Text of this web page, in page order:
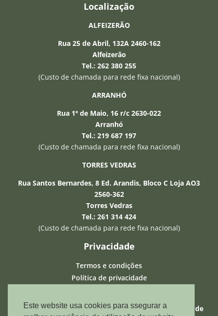
Localização
ALFEIZERÃO
Rua 25 de Abril, 132A 2460-162
Alfeizerão
Tel.: 262 380 255
(Custo de chamada para rede fixa nacional)
ARRANHÓ
Rua 1º de Maio, 16 r/c 2630-022
Arranhó
Tel.: 219 687 197
(Custo de chamada para rede fixa nacional)
TORRES VEDRAS
Rua Santos Bernardes, 8 Ed. Arandis, Bloco C Loja AO3
2560-362
Torres Vedras
Tel.: 261 314 424
(Custo de chamada para rede fixa nacional)
Privacidade
Termos e condições
Política de privacidade
ASF – Autoridade de Supervisão de Seguros e Fundos de
posso esclarecer qualquer duvida que
tenha. Relembro que a informação que
forneço é baseada em inteligência
artificial e pode não estar correcta.
Este website usa cookies para ssegurar a